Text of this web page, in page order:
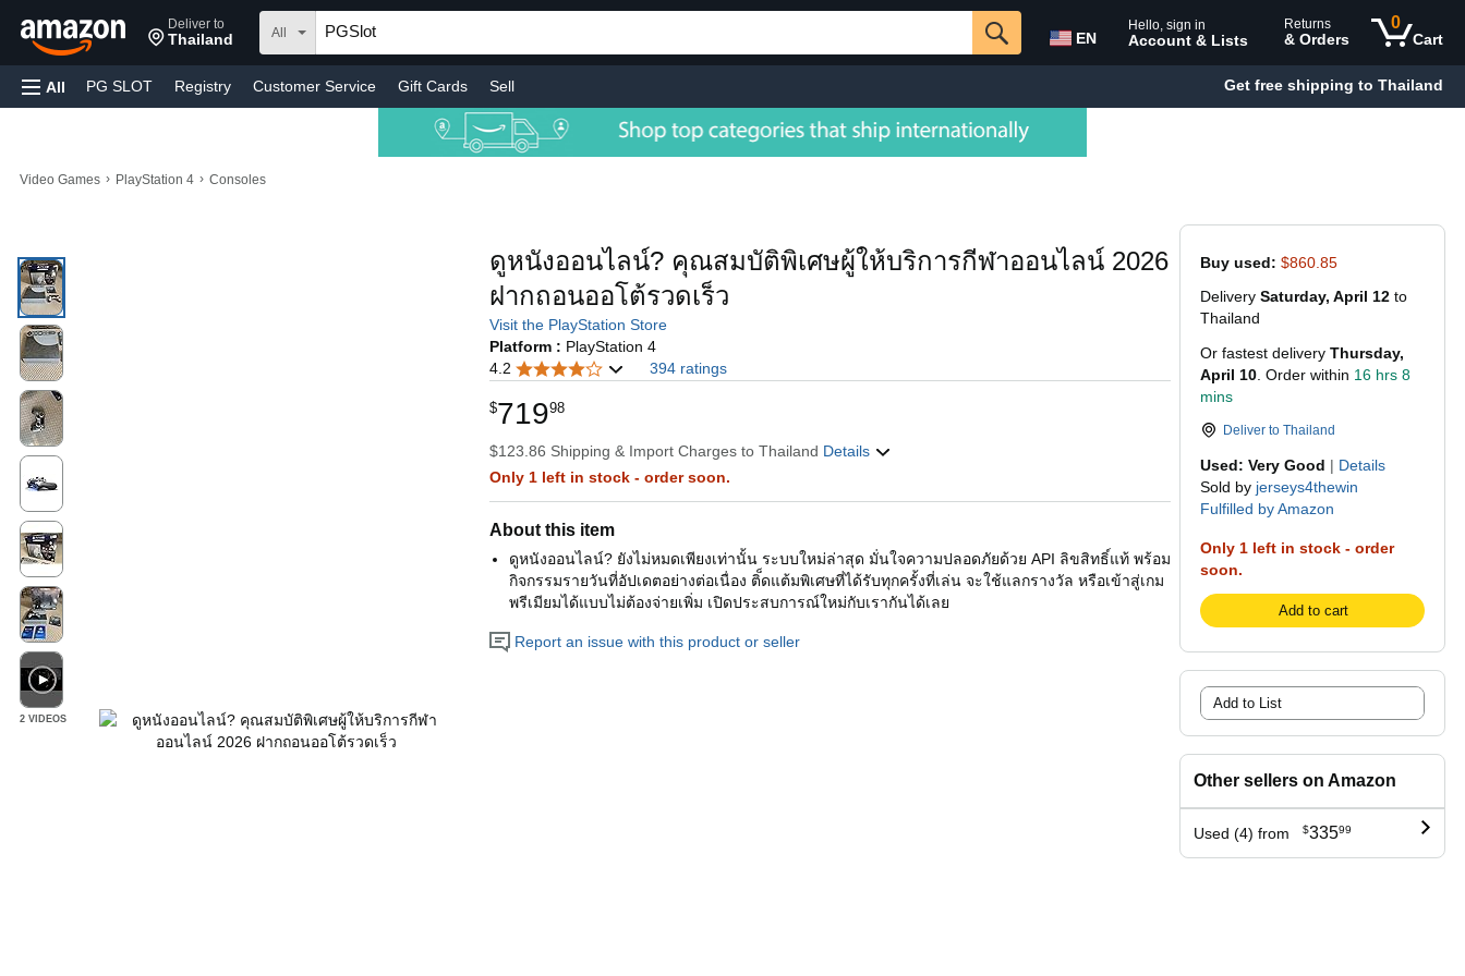
Deliver to
Thailand All EN
Hello, sign in
Account & Lists
Returns
& Orders
0
Cart
All PG SLOT Registry Customer Service Gift Cards Sell Get free shipping to Thailand
Video Games › PlayStation 4 › Consoles
Buy used: $860.85
Delivery Saturday, April 12 to
Thailand
Or fastest delivery Thursday,
April 10 . Order within 16 hrs 8
mins
Deliver to Thailand
Used: Very Good | Details
Sold by jerseys4thewin
Fulfilled by Amazon
Only 1 left in stock - order
soon.
Add to cart
Add to List
Other sellers on Amazon
Used (4) from $33599
2 VIDEOS
ดูหนังออนไลน์? คุณสมบัติพิเศษผู้ให้บริการกีฬาออนไลน์ 2026
ฝากถอนออโต้รวดเร็ว
Visit the PlayStation Store
Platform : PlayStation 4
4.2
394 ratings
$71998
$123.86 Shipping & Import Charges to Thailand Details
Only 1 left in stock - order soon.
About this item
ดูหนังออนไลน์? ยังไม่หมดเพียงเท่านั้น ระบบใหม่ล่าสุด มั่นใจความปลอดภัยด้วย API ลิขสิทธิ์แท้ พร้อม
กิจกรรมรายวันที่อัปเดตอย่างต่อเนื่อง ติ็ดแต้มพิเศษที่ได้รับทุกครั้งที่เล่น จะใช้แลกรางวัล หรือเข้าสู่เกม
พรีเมียมได้แบบไม่ต้องจ่ายเพิ่ม เปิดประสบการณ์ใหม่กับเรากันได้เลย
Report an issue with this product or seller